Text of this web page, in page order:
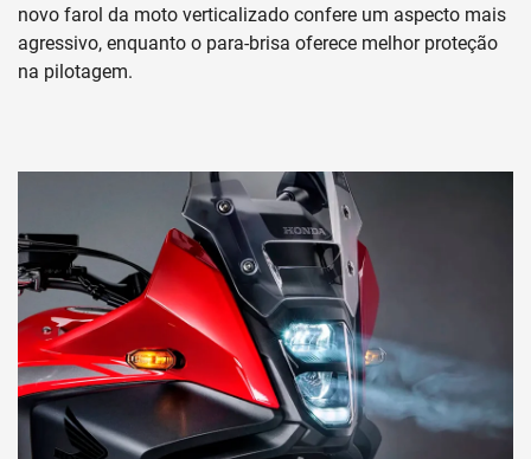
novo farol da moto verticalizado confere um aspecto mais
agressivo, enquanto o para-brisa oferece melhor proteção
na pilotagem.